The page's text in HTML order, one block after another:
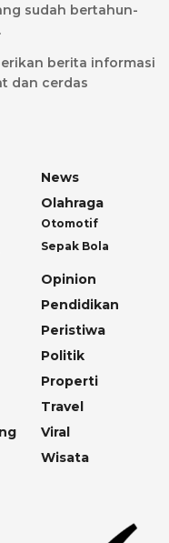
sudah bertahun-
berita informasi
dan cerdas
News
Olahraga
Otomotif
Sepak Bola
Opinion
Pendidikan
Peristiwa
Politik
Properti
Travel
Viral
Wisata